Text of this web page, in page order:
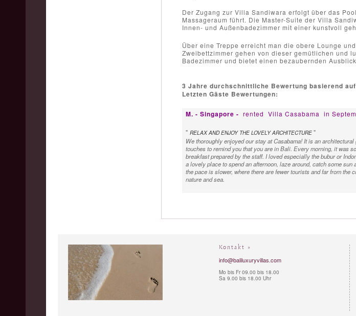
Der Zugang zur Villa Sandiwara erfolgt über das
Massageraum führt. Die Master-Suite der Villa
Innen- und Außenbadezimmer mit einer kunstvoll
Über eine Treppe erreicht man die obere Lounge
Zweibettzimmer gehen von dieser gemütlichen und
Badezimmer und bietet einen bezaubernden
3 Jahre durchschnittliche Bewertung basierend auf
Letzten Gäste Bewertungen:
M. - Singapore - rented Villa Casabama in
" RELAX AND ENJOY THE LOVELY ARCHITECTURE "
We thoroughly enjoyed our stay at Casabama! It is an
touches to remind you that you are in Bali. Every morning, it was
breakfast prepared by the staff. I loved especially the bubur or
a lovely place to spend an afternoon, laze around, catch some
the pace is slower, where there are fewer tourists and far from the
nature and sea.
Kontakt »
info@baliluxuryvillas.com
Mo bis Fr 09.00 bis 18.00
Sa 9.00 bis 18.00 Uhr